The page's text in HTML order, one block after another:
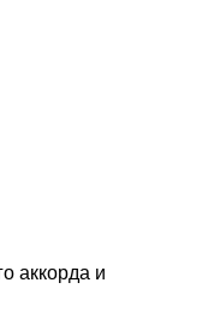
аккорда и